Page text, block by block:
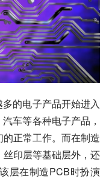
的电子产品开始进入
车等各种电子产品，
正常工作。而在制造
印层等基础层外，还
该层在制造PCB时扮演